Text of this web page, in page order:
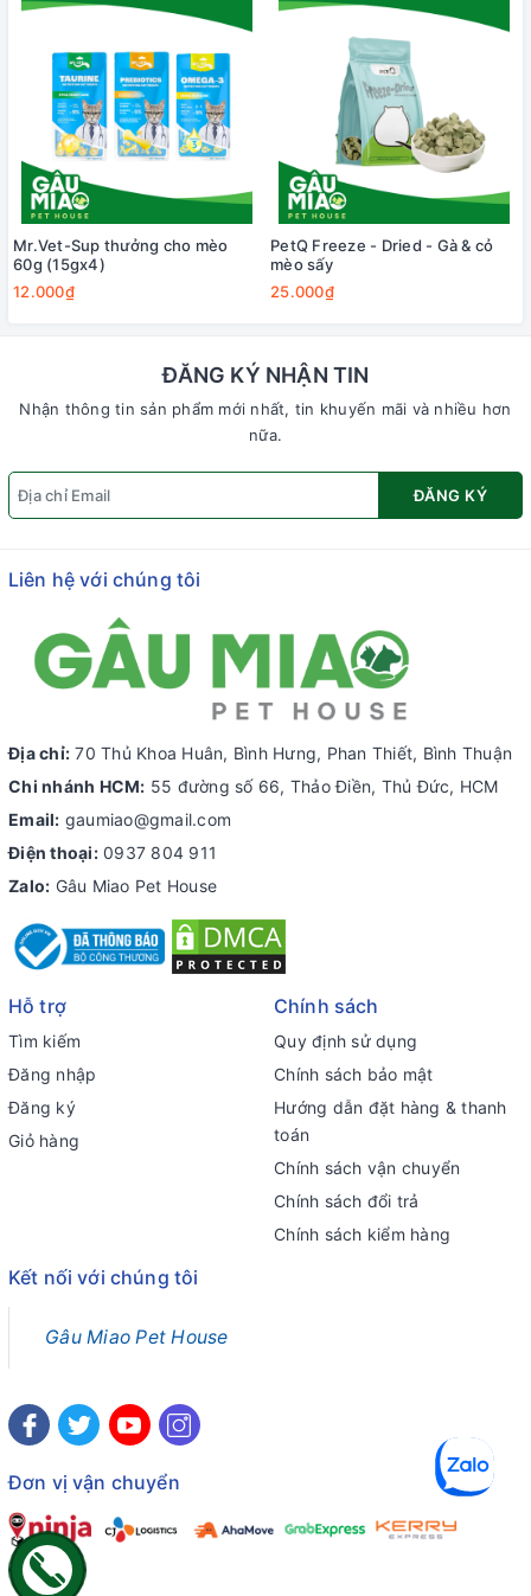
Mr.Vet-Sup thưởng cho mèo
60g (15gx4)
12.000₫
PetQ Freeze - Dried - Gà & cỏ
mèo sấy
25.000₫
ĐĂNG KÝ NHẬN TIN
Nhận thông tin sản phẩm mới nhất, tin khuyến mãi và nhiều hơn
nữa.
ĐĂNG KÝ
Liên hệ với chúng tôi
Địa chỉ: 70 Thủ Khoa Huân, Bình Hưng, Phan Thiết, Bình Thuận
Chi nhánh HCM: 55 đường số 66, Thảo Điền, Thủ Đức, HCM
Email: gaumiao@gmail.com
Điện thoại: 0937 804 911
Zalo: Gâu Miao Pet House
Hỗ trợ
Tìm kiếm
Đăng nhập
Đăng ký
Giỏ hàng
Chính sách
Quy định sử dụng
Chính sách bảo mật
Hướng dẫn đặt hàng & thanh
toán
Chính sách vận chuyển
Chính sách đổi trả
Chính sách kiểm hàng
Kết nối với chúng tôi
Gâu Miao Pet House
Đơn vị vận chuyển